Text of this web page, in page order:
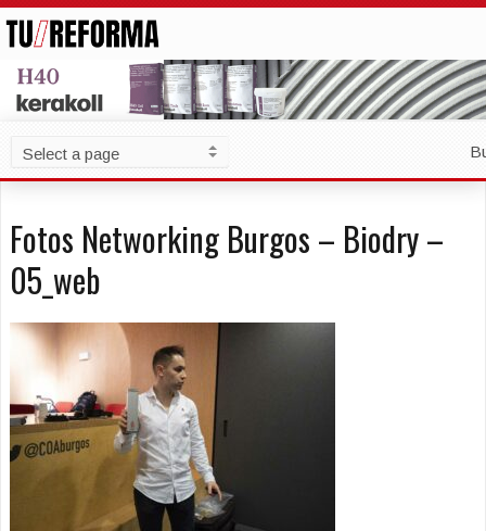
Fotos Networking Burgos – Biodry –
05_web